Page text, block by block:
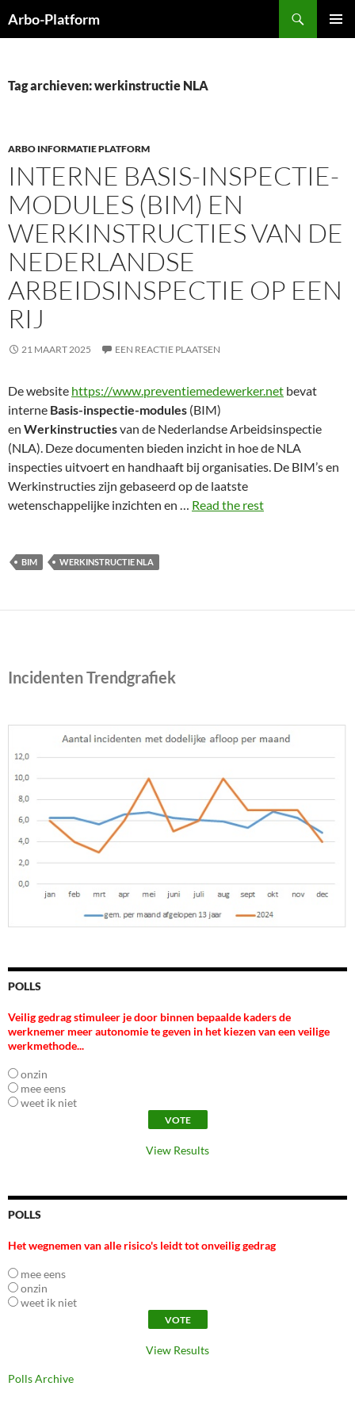
naar
Arbo-Platform
Tag archieven: werkinstructie NLA
ARBO INFORMATIE PLATFORM
INTERNE BASIS-INSPECTIE-
MODULES (BIM) EN
WERKINSTRUCTIES VAN DE
NEDERLANDSE
ARBEIDSINSPECTIE OP EEN
RIJ
21 MAART 2025 EEN REACTIE PLAATSEN
De website https://www.preventiemedewerker.net bevat
interne Basis-inspectie-modules (BIM)
en Werkinstructiesvan de Nederlandse Arbeidsinspectie
(NLA). Deze documenten bieden inzicht in hoe de NLA
inspecties uitvoert en handhaaft bij organisaties. De BIM’s en
Werkinstructies zijn gebaseerd op de laatste
wetenschappelijke inzichten en … Read the rest
BIM WERKINSTRUCTIE NLA
Incidenten Trendgrafiek
POLLS
Veilig gedrag stimuleer je door binnen bepaalde kaders de
werknemer meer autonomie te geven in het kiezen van een veilige
werkmethode...
onzin
mee eens
weet ik niet
View Results
POLLS
Het wegnemen van alle risico's leidt tot onveilig gedrag
mee eens
onzin
weet ik niet
View Results
Polls Archive